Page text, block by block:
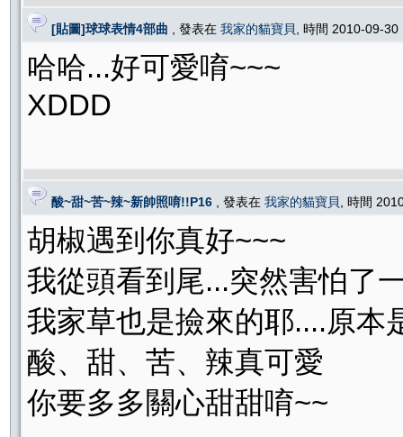
[貼圖]球球表情4部曲 , 發表在 我家的貓寶貝 , 時間 2010-09-
哈哈...好可愛唷~~~
XDDD
酸~甜~苦~辣~新帥照唷!!P16 , 發表在 我家的貓寶貝 , 時間
胡椒遇到你真好~~~
我從頭看到尾...突然害怕了
我家草也是撿來的耶....原本
酸、甜、苦、辣真可愛
你要多多關心甜甜唷~~